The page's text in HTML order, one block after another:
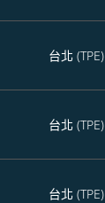
台北 (TPE)
台北 (TPE)
台北 (TPE)